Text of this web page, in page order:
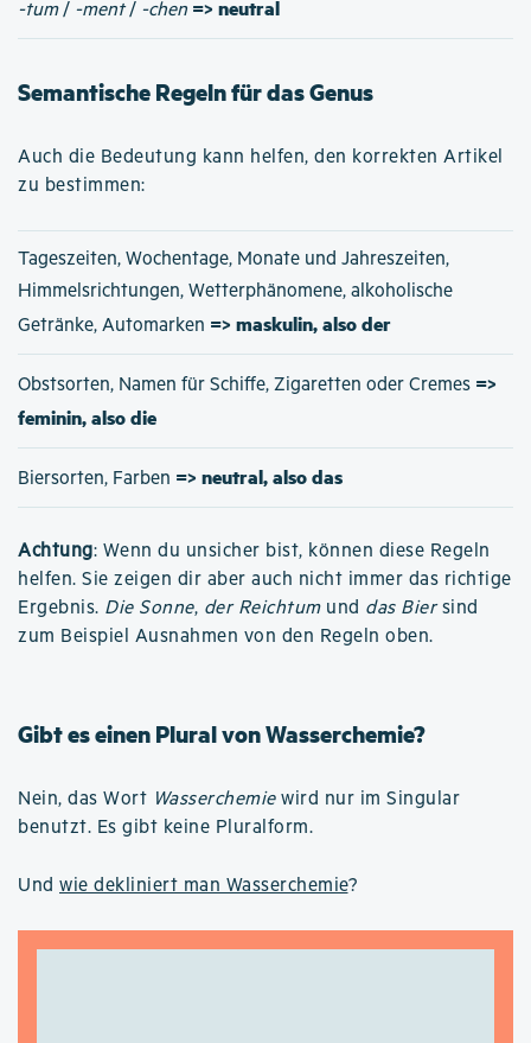
-tum/ -ment/ -chen => neutral
Semantische Regeln für das Genus
Auch die Bedeutung kann helfen, den korrekten Artikel
zu bestimmen:
Tageszeiten, Wochentage, Monate und Jahreszeiten,
Himmelsrichtungen, Wetterphänomene, alkoholische
Getränke, Automarken => maskulin, also der
Obstsorten, Namen für Schiffe, Zigaretten oder Cremes =>
feminin, also die
Biersorten, Farben => neutral, also das
Achtung: Wenn du unsicher bist, können diese Regeln
helfen. Sie zeigen dir aber auch nicht immer das richtige
Ergebnis. Die Sonne, der Reichtumund das Biersind
zum Beispiel Ausnahmen von den Regeln oben.
Gibt es einen Plural von Wasserchemie?
Nein, das Wort Wasserchemiewird nur im Singular
benutzt. Es gibt keine Pluralform.
Und wie dekliniert man Wasserchemie?